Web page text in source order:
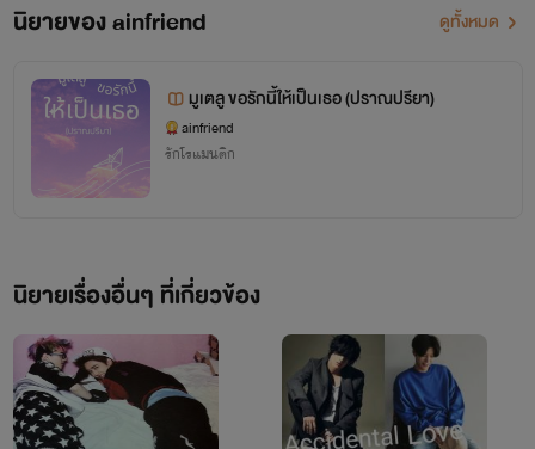
5. สุภาพบุรุษอุปถัมภ์รัก
6. เล่ห์นางฟ้า กับดักซาตาน
ไม่จำเป็นต้องอ่านตามนี้ก็ได้นะคะ เพราะเรื่องไม่ได้ซับซ้อนอะไร และไม่ได้เชื่อมโยงอะไร
ได้อ้างอิงจากเหตุการณ์จริงใด
ๆทั้งสิ้น มันอาจจะไม่ค่อยมีสาระบ้าง อาจจะไม่ค่อยสมเหตุสมผลบ้างนะคะ
ขอบคุณทุกท่านที่เข้ามาอ่านนะคะ และขอบคุณทุกคำติ
นิยายของ ainfriend ดูทั้งหมด
มูเตลู ขอรักนี้ให้เป็นเธอ (ปราณปรียา)
ainfriend
รักโรแมนติก
นิยายเรื่องอื่นๆ ที่เกี่ยวข้อง